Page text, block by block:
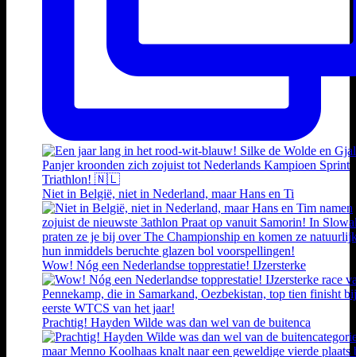
Niet in België, niet in Nederland, maar Hans en Ti
Wow! Nóg een Nederlandse topprestatie! IJzersterke
Prachtig! Hayden Wilde was dan wel van de buitenca